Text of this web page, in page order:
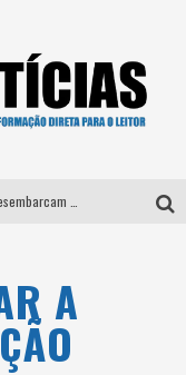
Selo Moda Music confirma Bel Costa no palco Talentos da Terra do Pedro Leopoldo Rodeio Show
A